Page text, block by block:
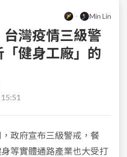
Min Lin
台灣疫情三級警
健身工廠」的
政府宣布三級警戒，餐
等實體通路產業也大受打